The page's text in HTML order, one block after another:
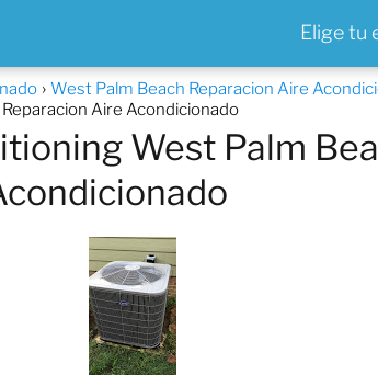
Elige tu
West Palm Beach Reparacion Aire
Aire Acondicionado
West Palm